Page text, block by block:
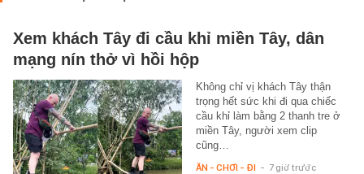
Xem khách Tây đi cầu khỉ miền Tây, dân
mạng nín thở vì hồi hộp
Không chỉ vị khách Tây thận
trọng hết sức khi đi qua chiếc
cầu khỉ làm bằng 2 thanh tre ở
miền Tây, người xem clip
cũng…
ĂN - CHƠI - ĐI - 7 giờ trước